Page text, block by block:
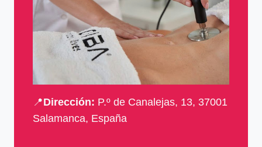
📍Dirección: P.º de Canalejas, 13, 37001
Salamanca, España